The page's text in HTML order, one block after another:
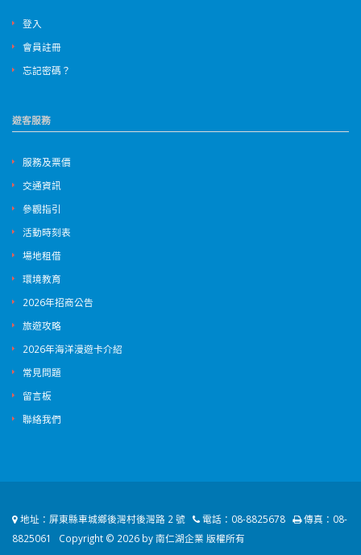
登入
會員註冊
忘記密碼？
遊客服務
服務及票價
交通資訊
參觀指引
活動時刻表
場地租借
環境教育
2026年招商公告
旅遊攻略
2026年海洋漫遊卡介紹
常見問題
留言板
聯絡我們
地址： 屏東縣車城鄉後灣村後灣路 2 號 電話： 08-8825678 傳真： 08-
8825061
Copyright © 2026 by 南仁湖企業 版權所有